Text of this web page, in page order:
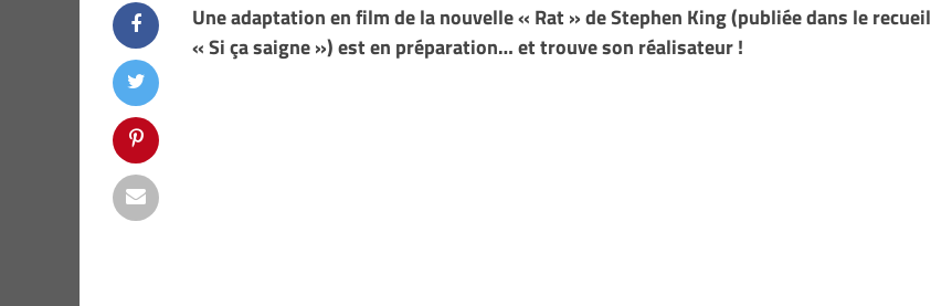
Une adaptation en film de la nouvelle « Rat » de Stephen King (publiée dans le recueil
« Si ça saigne ») est en préparation… et trouve son réalisateur !